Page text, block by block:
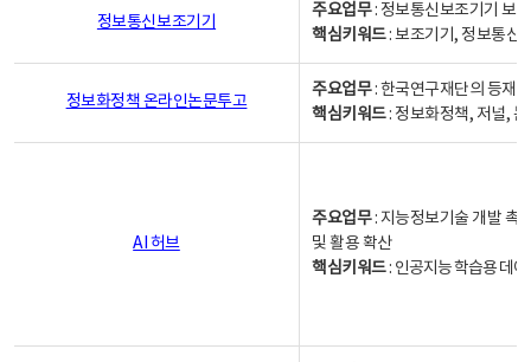
정보통신보조기기
주요업무: 정보통신보조기기 보
핵심키워드: 보조기기, 정보통신
정보화정책 온라인논문투고
주요업무: 한국연구재단의 등재
핵심키워드: 정보화정책, 저널,
AI 허브
주요업무: 지능정보기술 개발 촉
및 활용 확산
핵심키워드: 인공지능 학습용 데